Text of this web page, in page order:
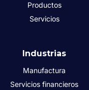
Productos
Servicios
Industrias
Manufactura
Servicios financieros